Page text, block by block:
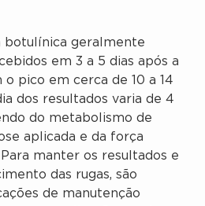
botulínica geralmente
em 3 a 5 dias após a
pico em cerca de 10 a 14
dos resultados varia de 4
do metabolismo de
aplicada e da força
manter os resultados e
das rugas, são
de manutenção